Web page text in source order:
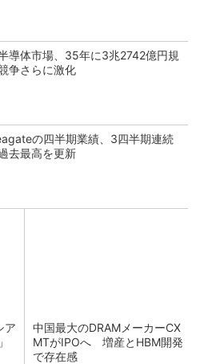
導体市場、35年に3兆2742億円規
争さらに激化
の四半期業績、3四半期連続
去最高を更新
ア
中国最大のDRAMメーカーCX
MTがIPOへ 増産とHBM開発
で存在感